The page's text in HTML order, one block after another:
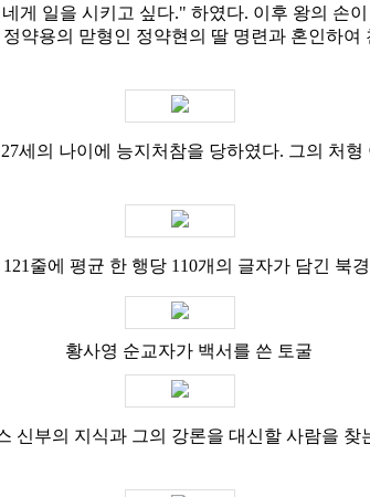
게 일을 시키고 싶다." 하였다. 이후 왕의 손
약용의 맏형인 정약현의 딸 명련과 혼인하
세의 나이에 능지처참을 당하였다. 그의 처
줄에 평균 한 행당 110개의 글자가 담긴 북
황사영 순교자가 백서를 쓴 토굴
부의 지식과 그의 강론을 대신할 사람을